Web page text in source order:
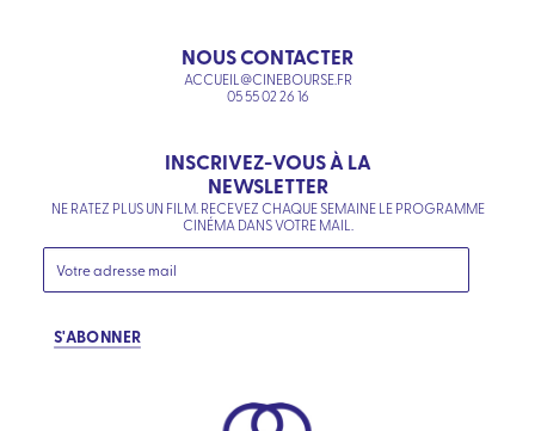
NOUS CONTACTER
ACCUEIL@CINEBOURSE.FR
05 55 02 26 16
INSCRIVEZ-VOUS À LA
NEWSLETTER
NE RATEZ PLUS UN FILM. RECEVEZ CHAQUE SEMAINE LE PROGRAMME
CINÉMA DANS VOTRE MAIL.
S'ABONNER